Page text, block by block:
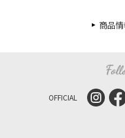
商品
OFFICIAL